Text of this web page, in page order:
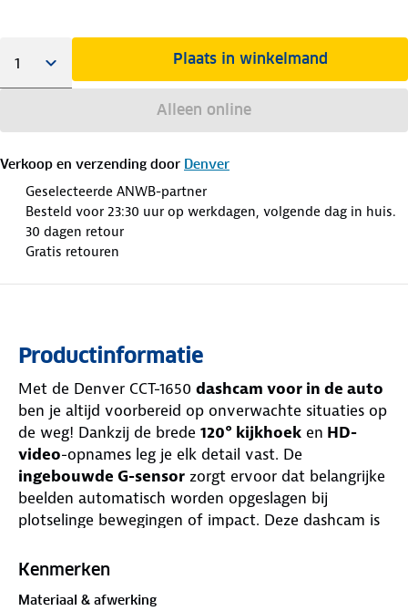
Plaats in winkelmand
Alleen online
Verkoop en verzending door Denver
Geselecteerde ANWB-partner
Besteld voor 23:30 uur op werkdagen, volgende dag in huis.
30 dagen retour
Gratis retouren
Productinformatie
Met de Denver CCT-1650 dashcam voor in de auto
ben je altijd voorbereid op onverwachte situaties op
de weg! Dankzij de brede 120° kijkhoek en HD-
video-opnames leg je elk detail vast. De
ingebouwde G-sensor zorgt ervoor dat belangrijke
beelden automatisch worden opgeslagen bij
plotselinge bewegingen of impact. Deze dashcam is
wanneer de auto start).
Kenmerken
Materiaal & afwerking